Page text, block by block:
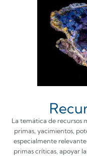
La temática de recursos
primas, yacimientos,
especialmente
primas críticas, apoyar